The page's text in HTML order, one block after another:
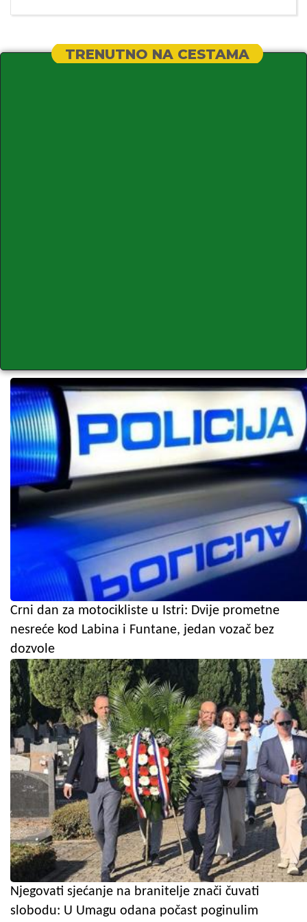
TRENUTNO NA CESTAMA
Crni dan za motocikliste u Istri: Dvije prometne
nesreće kod Labina i Funtane, jedan vozač bez
dozvole
Njegovati sjećanje na branitelje znači čuvati
slobodu: U Umagu odana počast poginulim